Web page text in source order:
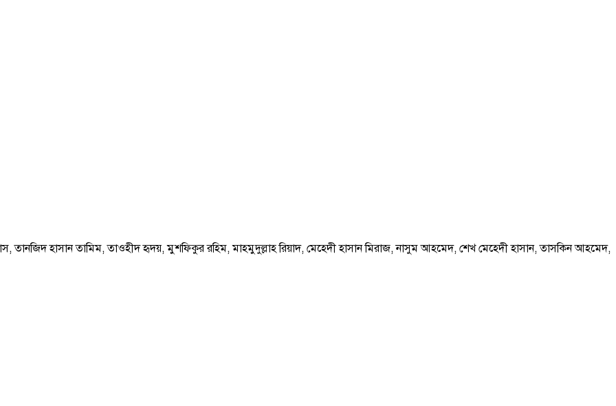
তানজিদ হাসান তামিম, তাওহীদ হৃদয়, মুশফিকুর রহিম, মাহমুদুল্লাহ রিয়াদ, মেহেদী হাসান মিরাজ, নাসুম আহমেদ, শেখ মেহেদী হাসান, তাসকিন আহমেদ,